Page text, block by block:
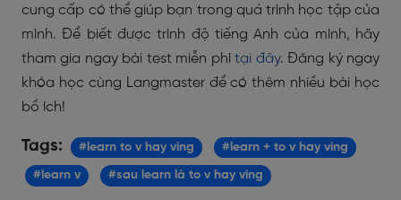
cung cấp có thể giúp bạn trong quá trình học tập của
mình. Để biết được trình độ tiếng Anh của mình, hãy
tham gia ngay bài test miễn phítại đây. Đăng ký ngay
khóa học cùng Langmaster để có thêm nhiều bài học
bổ ích!
Tags: #learn to v hay ving #learn + to v hay ving
#learn v #sau learn là to v hay ving